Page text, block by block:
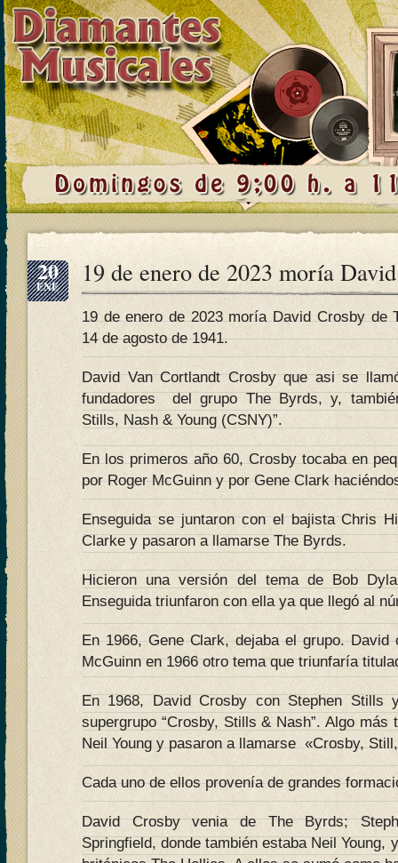
20
ENE 19 de enero de 2023 moría
19 de enero de 2023 moría David Crosby de
14 de agosto de 1941.
David Van Cortlandt Crosby que asi se
fundadores del grupo The Byrds, y,
Stills, Nash & Young (CSNY)”.
En los primeros año 60, Crosby tocaba en
por Roger McGuinn y por Gene Clark
Enseguida se juntaron con el bajista Chris
Clarke y pasaron a llamarse The Byrds.
Hicieron una versión del tema de Bob
Enseguida triunfaron con ella ya que llegó al
En 1966, Gene Clark, dejaba el grupo.
McGuinn en 1966 otro tema que triunfaría
En 1968, David Crosby con Stephen Stills
supergrupo “Crosby, Stills & Nash”. Algo
Neil Young y pasaron a llamarse «Crosby,
Cada uno de ellos provenía de grandes
David Crosby venia de The Byrds;
Springfield, donde también estaba Neil Young,